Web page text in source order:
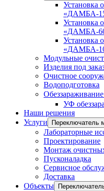
Установка
«ДАМБА-
Установка
«ДАМБА-
Установка
«ДАМБА-
Модульные
Изделия под
Очистное
Водоподготовка
УФ
Наши решения
Услуги
Переключатель
Лабораторные
Проектирование
Монтаж
Пусконаладка
Сервисное
Доставка
Объекты